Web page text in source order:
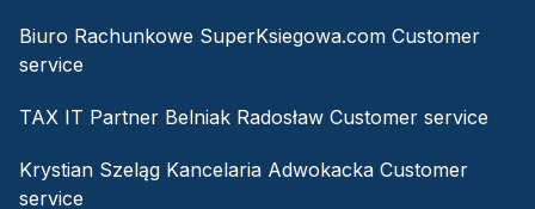
Biuro Rachunkowe SuperKsiegowa.com Customer
service
TAX IT Partner Belniak Radosław Customer service
Krystian Szeląg Kancelaria Adwokacka Customer
service